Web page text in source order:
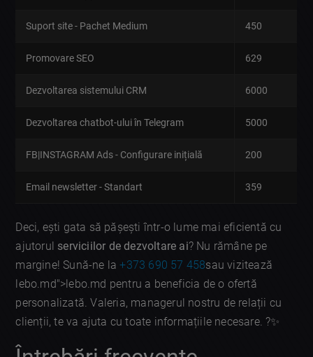
Suport site - Pachet Medium 450
Promovare SEO 629
Dezvoltarea sistemului CRM 6000
Dezvoltarea chatbot-ului în Telegram 5000
FB|INSTAGRAM Ads - Configurare inițială 200
Email newsletter - Standart 359
Deci, ești gata să pășești într-o lume mai eficientă cu
ajutorul serviciilor de dezvoltare ai? Nu rămâne pe
margine! Sună-ne la+373 690 57 458sau vizitează
lebo.md">lebo.md pentru a beneficia de o ofertă
personalizată. Valeria, managerul nostru de relații cu
clienții, te va ajuta cu toate informațiile necesare. ?✨